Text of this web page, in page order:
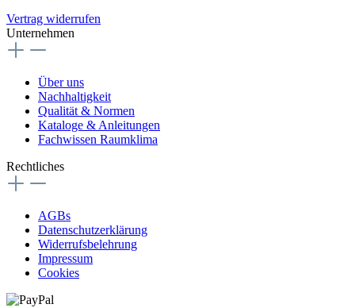
Vertrag widerrufen
Unternehmen
Über uns
Nachhaltigkeit
Qualität & Normen
Kataloge & Anleitungen
Fachwissen Raumklima
Rechtliches
AGBs
Datenschutzerklärung
Widerrufsbelehrung
Impressum
Cookies